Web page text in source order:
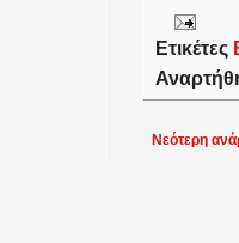
Ετικέτες
Νεότερη